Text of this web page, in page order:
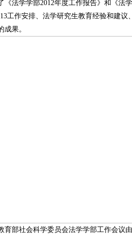
《法学学部2012年度工作报告》和《法
工作安排、 法学研究生教育经验和建议
果。
育部社会科学委员会法学学部工作会议